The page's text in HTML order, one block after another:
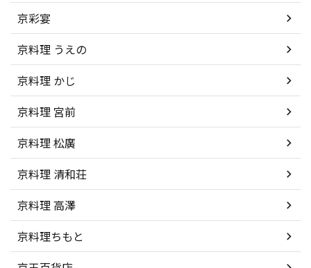
京彩宴
京料理 うえの
京料理 かじ
京料理 宮前
京料理 松廣
京料理 清和荘
京料理 高澤
京料理ちもと